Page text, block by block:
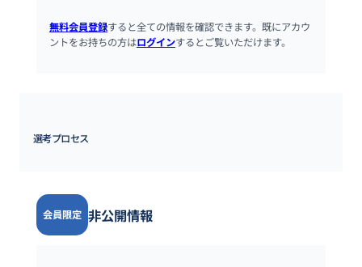
無料会員登録すると全ての情報を確認できます。既にアカウ
ントをお持ちの方はログインするとご覧いただけます。
選考プロセス
会員限定 非公開情報